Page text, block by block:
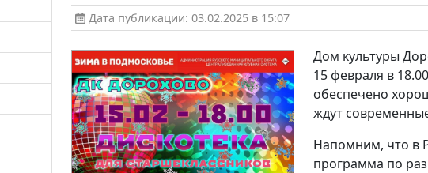
Дата публикации: 03.02.2025 в 15:07
Дом культуры
15 февраля в
обеспечено
ждут
Напомним, что в
программа по